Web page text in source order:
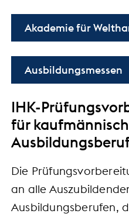
Akademie für
Ausbildungsmessen
IHK-
für
Die
an alle
Ausbildungsberufen,